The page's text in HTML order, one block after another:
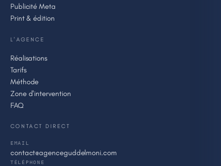
Publicité Meta
Print & édition
L'AGENCE
Réalisations
Tarifs
Méthode
Zone d'intervention
FAQ
CONTACT DIRECT
EMAIL
contact@agenceguddelmoni.com
TÉLÉPHONE